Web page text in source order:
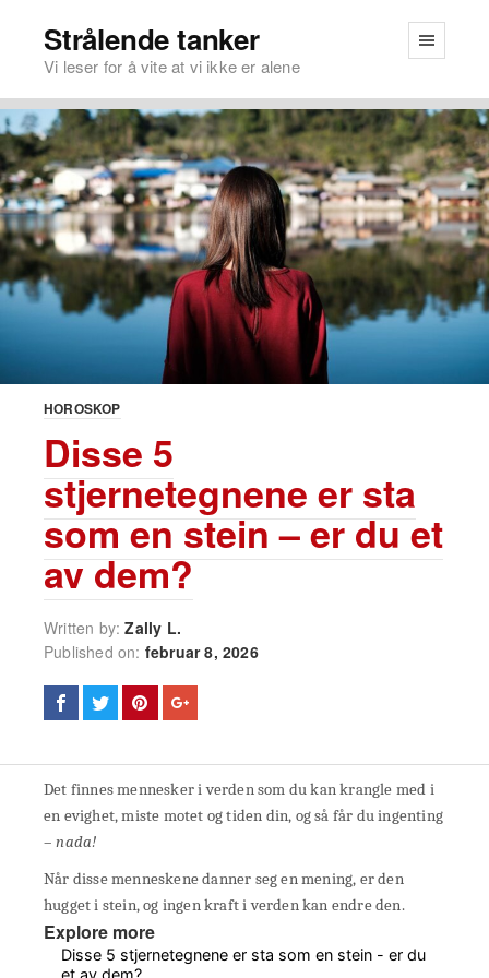
Strålende tanker
Vi leser for å vite at vi ikke er alene
HOROSKOP
Disse 5
stjernetegnene er sta
som en stein – er du et
av dem?
Written by:Zally L.
Published on: februar 8, 2026
Det finnes mennesker i verden som du kan krangle med i
en evighet, miste motet og tiden din, og så får du ingenting
–nada!
Når disse menneskene danner seg en mening, er den
hugget i stein, og ingen kraft i verden kan endre den.
Explore more
Disse 5 stjernetegnene er sta som en stein - er du
et av dem?